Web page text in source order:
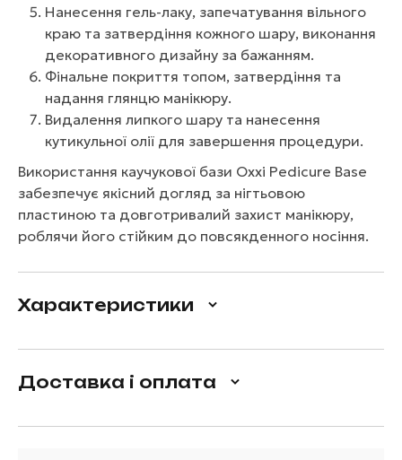
Нанесення гель-лаку, запечатування вільного
краю та затвердіння кожного шару, виконання
декоративного дизайну за бажанням.
Фінальне покриття топом, затвердіння та
надання глянцю манікюру.
Видалення липкого шару та нанесення
кутикульної олії для завершення процедури.
Використання каучукової бази Oxxi Pedicure Base
забезпечує якісний догляд за нігтьовою
пластиною та довготривалий захист манікюру,
роблячи його стійким до повсякденного носіння.
Характеристики
Доставка і оплата